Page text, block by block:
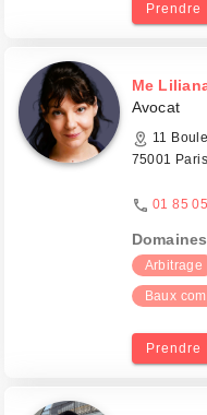
Prendre
Me
Avocat
11
75001 Paris
01 85
Arbitrage
Baux
Prendre